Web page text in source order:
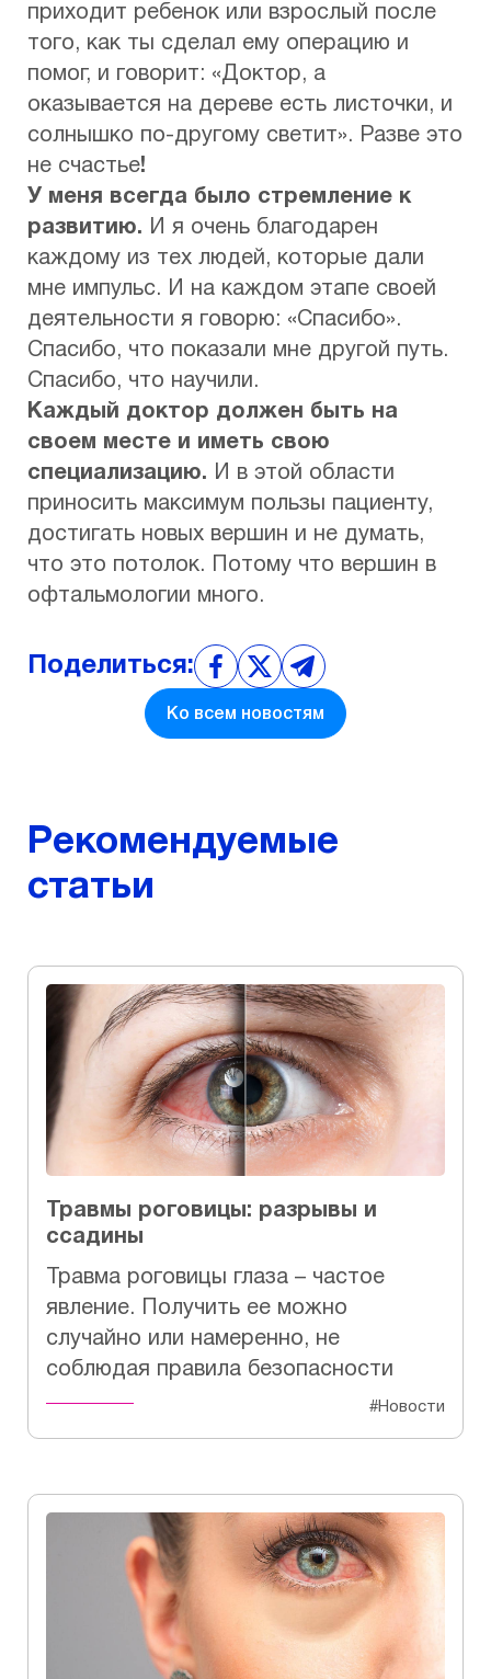
приходит ребенок или взрослый после
того, как ты сделал ему операцию и
помог, и говорит: «Доктор, а
оказывается на дереве есть листочки, и
солнышко по-другому светит». Разве это
не счастье!
У меня всегда было стремление к
развитию. И я очень благодарен
каждому из тех людей, которые дали
мне импульс. И на каждом этапе своей
деятельности я говорю: «Спасибо».
Спасибо, что показали мне другой путь.
Спасибо, что научили.
Каждый доктор должен быть на
своем месте и иметь свою
специализацию. И в этой области
приносить максимум пользы пациенту,
достигать новых вершин и не думать,
что это потолок. Потому что вершин в
офтальмологии много.
Поделиться:
Ко всем новостям
Рекомендуемые
статьи
Травмы роговицы: разрывы и
ссадины
Травма роговицы глаза – частое
явление. Получить ее можно
случайно или намеренно, не
соблюдая правила безопасности
#Новости